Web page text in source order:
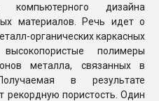
дизайна
материалов. Речь идет о
органических каркасных
полимеры
металла, связанных в
в результате
рекордную пористость. Один